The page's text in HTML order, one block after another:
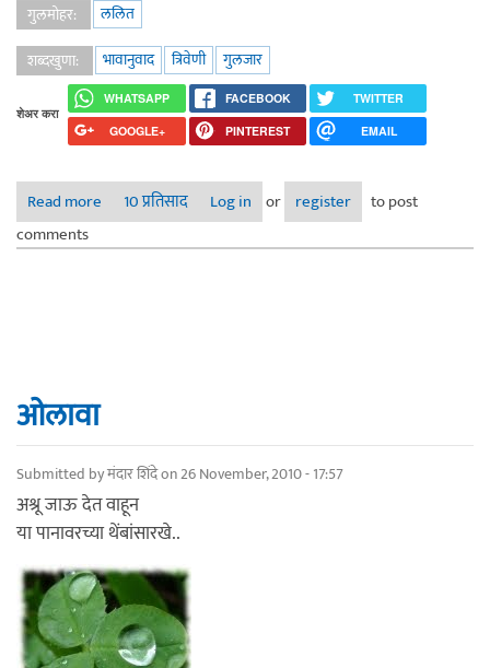
गुलमोहर:
ललित
शब्दखुणा:
भावानुवाद त्रिवेणी गुलजार
शेअर करा
WHATSAPP FACEBOOK
TWITTER
GOOGLE+
PINTEREST EMAIL
Read more about माझ्या मनातील 'त्रिवेणी' एक अनोखा संगम.
10 प्रतिसाद Log in or register
to post
comments
ओलावा
Submitted byमंदार शिंदेon 26 November, 2010 - 17:57
अश्रू जाऊ देत वाहून
या पानावरच्या थेंबांसारखे..